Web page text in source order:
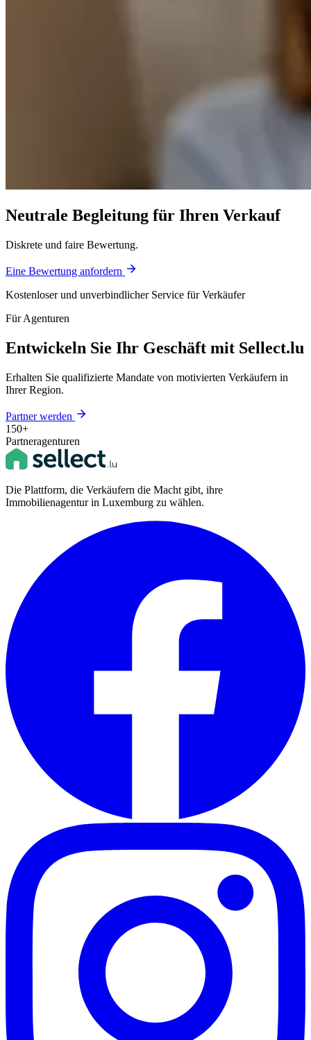
Neutrale Begleitung für Ihren Verkauf
Diskrete und faire Bewertung.
Eine Bewertung anfordern
Kostenloser und unverbindlicher Service für Verkäufer
Für Agenturen
Entwickeln Sie Ihr Geschäft mit Sellect.lu
Erhalten Sie qualifizierte Mandate von motivierten Verkäufern in
Ihrer Region.
Partner werden
150+
Partneragenturen
Die Plattform, die Verkäufern die Macht gibt, ihre
Immobilienagentur in Luxemburg zu wählen.